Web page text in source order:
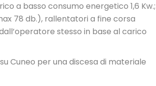
a basso consumo energetico 1,6 Kw.;
78 db.), rallentatori a fine corsa
stesso in base al carico
Cuneo per una discesa di materiale